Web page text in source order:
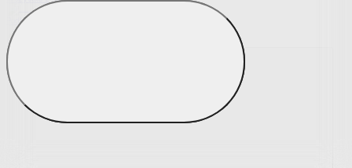
Podkładki na materace
Materace nawierzchniowe